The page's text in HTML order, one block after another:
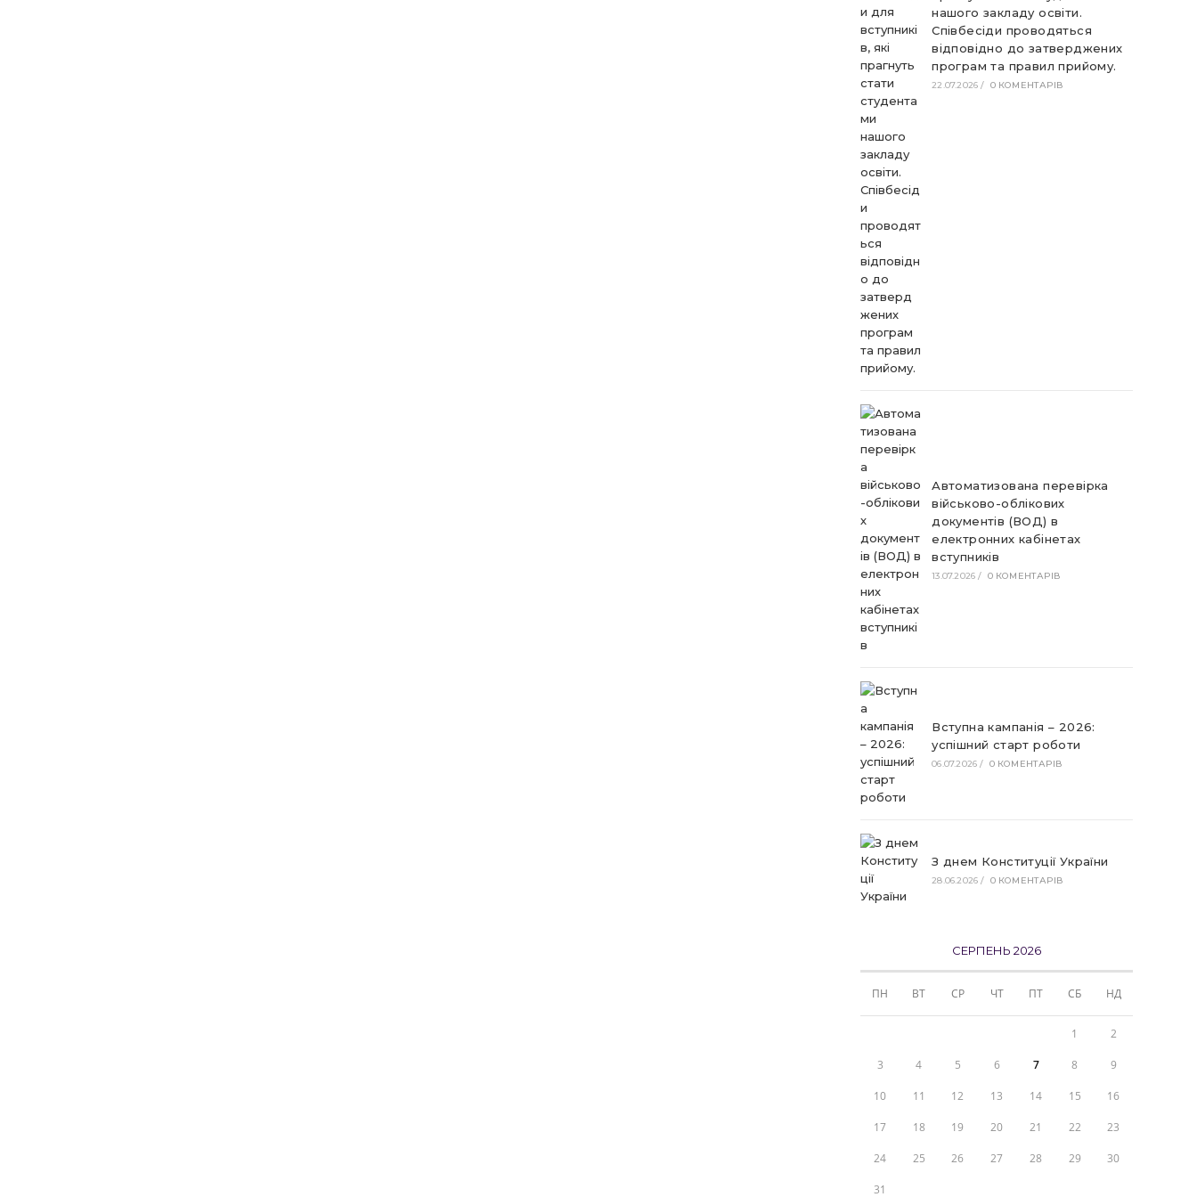
нашого закладу освіти.
Співбесіди проводяться
відповідно до затверджених
програм та правил прийому.
22.07.2026 / 0 КОМЕНТАРІВ
Автоматизована перевірка
військово-облікових
документів (ВОД) в
електронних кабінетах
вступників
13.07.2026 / 0 КОМЕНТАРІВ
Вступна кампанія – 2026:
успішний старт роботи
06.07.2026 / 0 КОМЕНТАРІВ
З днем Конституції України
28.06.2026 / 0 КОМЕНТАРІВ
СЕРПЕНЬ 2026
ПН ВТ СР ЧТ ПТ СБ НД
1 2
3 4 5 6 7 8 9
10 11 12 13 14 15 16
17 18 19 20 21 22 23
24 25 26 27 28 29 30
31